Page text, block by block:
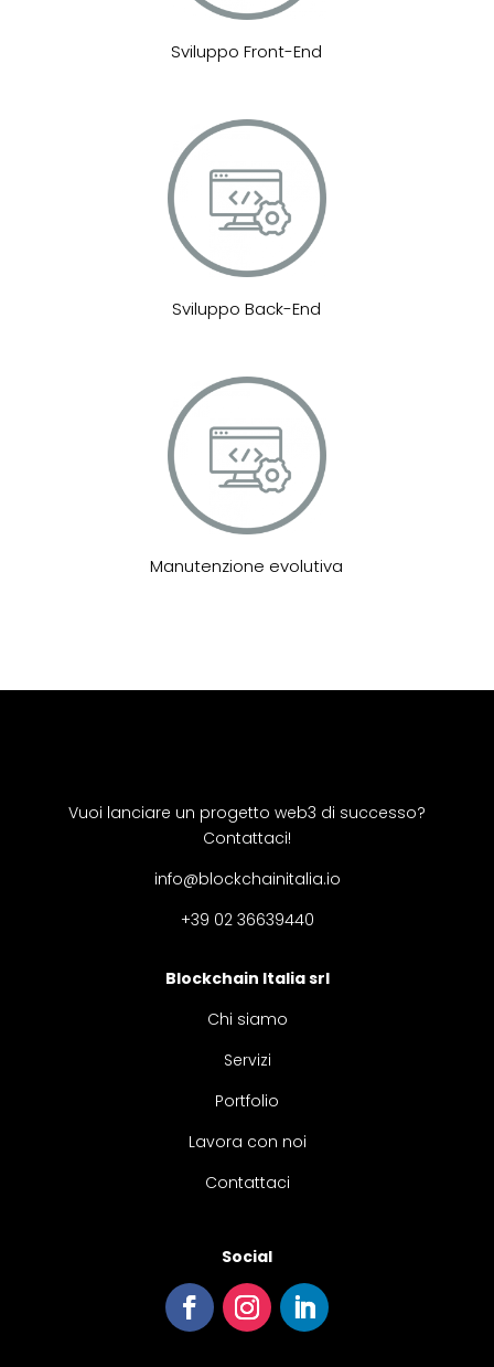
Sviluppo Front-End
Sviluppo Back-End
Manutenzione evolutiva
Vuoi lanciare un progetto web3 di successo?
Contattaci!
info@blockchainitalia.io
+39 02 36639440
Blockchain Italia srl
Chi siamo
Servizi
Portfolio
Lavora con noi
Contattaci
Social